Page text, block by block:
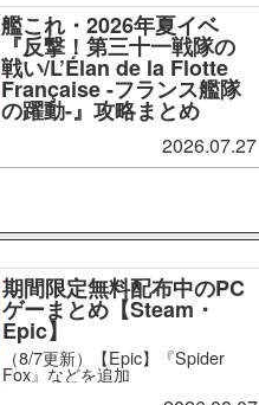
艦これ・2026年夏イベ
『反撃！第三十一戦隊の
戦い/L’Élan de la Flotte
Française -フランス艦隊
の躍動-』攻略まとめ
2026.07.27
期間限定無料配布中のPC
ゲーまとめ【Steam・
Epic】
（8/7更新）【Epic】『Spider
Fox』などを追加